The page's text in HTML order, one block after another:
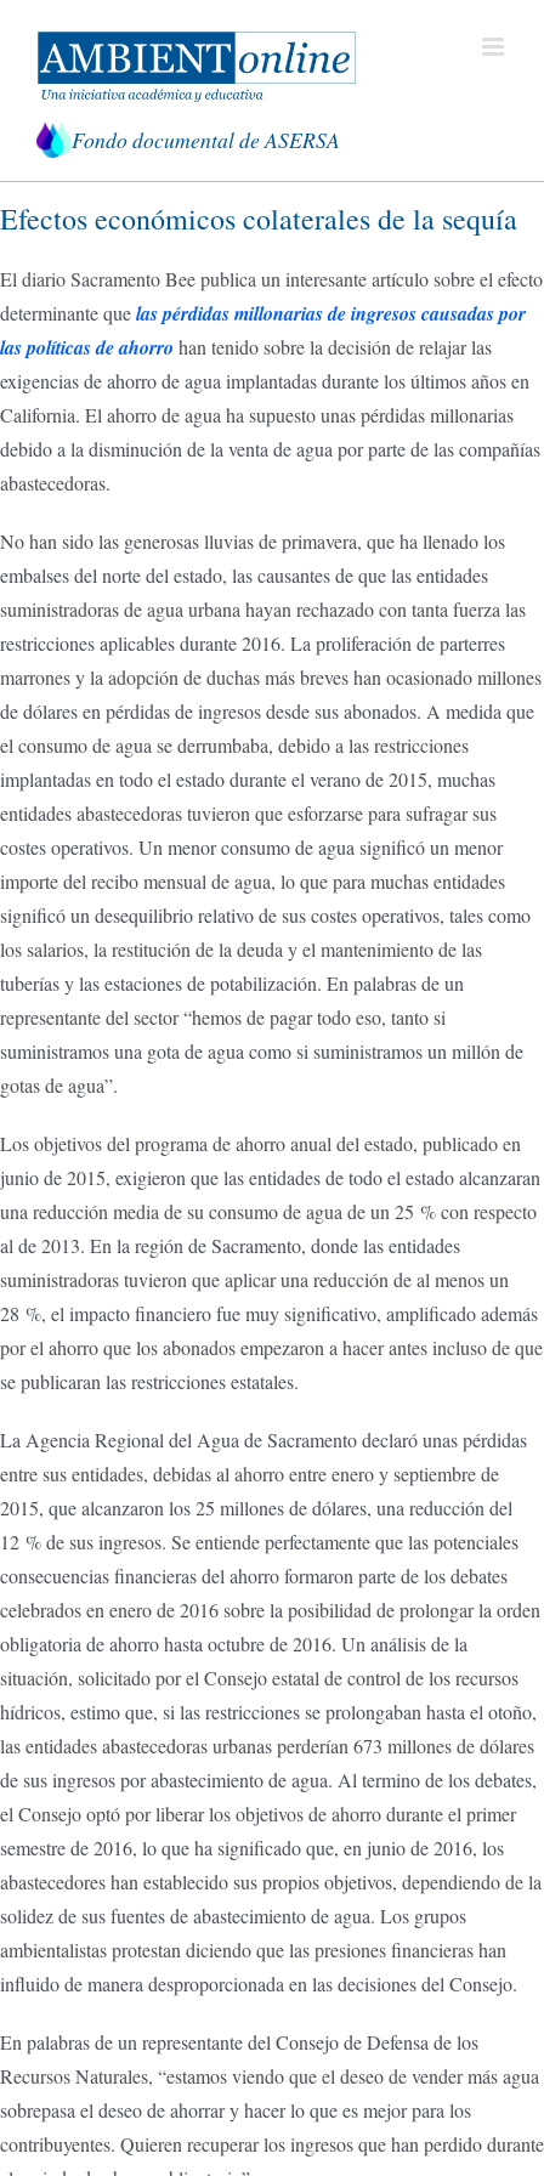
contenido
Fondo documental de ASERSA
Efectos económicos colaterales de la sequía
El diario Sacramento Bee publica un interesante artículo sobre el efecto
determinante quelas pérdidas millonarias de ingresos causadas por
las políticas de ahorro han tenido sobre la decisión de relajar las
exigencias de ahorro de agua implantadas durante los últimos años en
California. El ahorro de agua ha supuesto unas pérdidas millonarias
debido a la disminución de la venta de agua por parte de las compañías
abastecedoras.
No han sido las generosas lluvias de primavera, que ha llenado los
embalses del norte del estado, las causantes de que las entidades
suministradoras de agua urbana hayan rechazado con tanta fuerza las
restricciones aplicables durante 2016. La proliferación de parterres
marrones y la adopción de duchas más breves han ocasionado millones
de dólares en pérdidas de ingresos desde sus abonados. A medida que
el consumo de agua se derrumbaba, debido a las restricciones
implantadas en todo el estado durante el verano de 2015, muchas
entidades abastecedoras tuvieron que esforzarse para sufragar sus
costes operativos. Un menor consumo de agua significó un menor
importe del recibo mensual de agua, lo que para muchas entidades
significó un desequilibrio relativo de sus costes operativos, tales como
los salarios, la restitución de la deuda y el mantenimiento de las
tuberías y las estaciones de potabilización. En palabras de un
representante del sector “hemos de pagar todo eso, tanto si
suministramos una gota de agua como si suministramos un millón de
gotas de agua”.
Los objetivos del programa de ahorro anual del estado, publicado en
junio de 2015, exigieron que las entidades de todo el estado alcanzaran
una reducción media de su consumo de agua de un 25 % con respecto
al de 2013. En la región de Sacramento, donde las entidades
suministradoras tuvieron que aplicar una reducción de al menos un
28 %, el impacto financiero fue muy significativo, amplificado además
por el ahorro que los abonados empezaron a hacer antes incluso de que
se publicaran las restricciones estatales.
La Agencia Regional del Agua de Sacramento declaró unas pérdidas
entre sus entidades, debidas al ahorro entre enero y septiembre de
2015, que alcanzaron los 25 millones de dólares, una reducción del
12 % de sus ingresos. Se entiende perfectamente que las potenciales
consecuencias financieras del ahorro formaron parte de los debates
celebrados en enero de 2016 sobre la posibilidad de prolongar la orden
obligatoria de ahorro hasta octubre de 2016. Un análisis de la
situación, solicitado por el Consejo estatal de control de los recursos
hídricos, estimo que, si las restricciones se prolongaban hasta el otoño,
las entidades abastecedoras urbanas perderían 673 millones de dólares
de sus ingresos por abastecimiento de agua. Al termino de los debates,
el Consejo optó por liberar los objetivos de ahorro durante el primer
semestre de 2016, lo que ha significado que, en junio de 2016, los
abastecedores han establecido sus propios objetivos, dependiendo de la
solidez de sus fuentes de abastecimiento de agua. Los grupos
ambientalistas protestan diciendo que las presiones financieras han
influido de manera desproporcionada en las decisiones del Consejo.
En palabras de un representante del Consejo de Defensa de los
Recursos Naturales, “estamos viendo que el deseo de vender más agua
sobrepasa el deseo de ahorrar y hacer lo que es mejor para los
contribuyentes. Quieren recuperar los ingresos que han perdido durante